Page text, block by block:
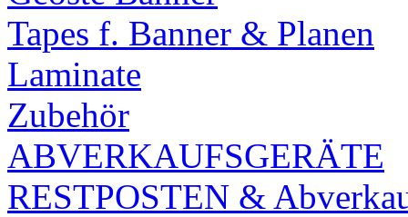
Tapes f. Banner & Planen
Laminate
Zubehör
ABVERKAUFSGERÄTE
RESTPOSTEN &